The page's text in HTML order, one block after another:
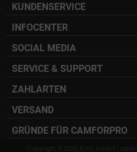
KUNDENSERVICE
INFOCENTER
SOCIAL MEDIA
SERVICE & SUPPORT
ZAHLARTEN
VERSAND
GRÜNDE FÜR CAMFORPRO
Copyright © 2025 S.H1 GmbH /